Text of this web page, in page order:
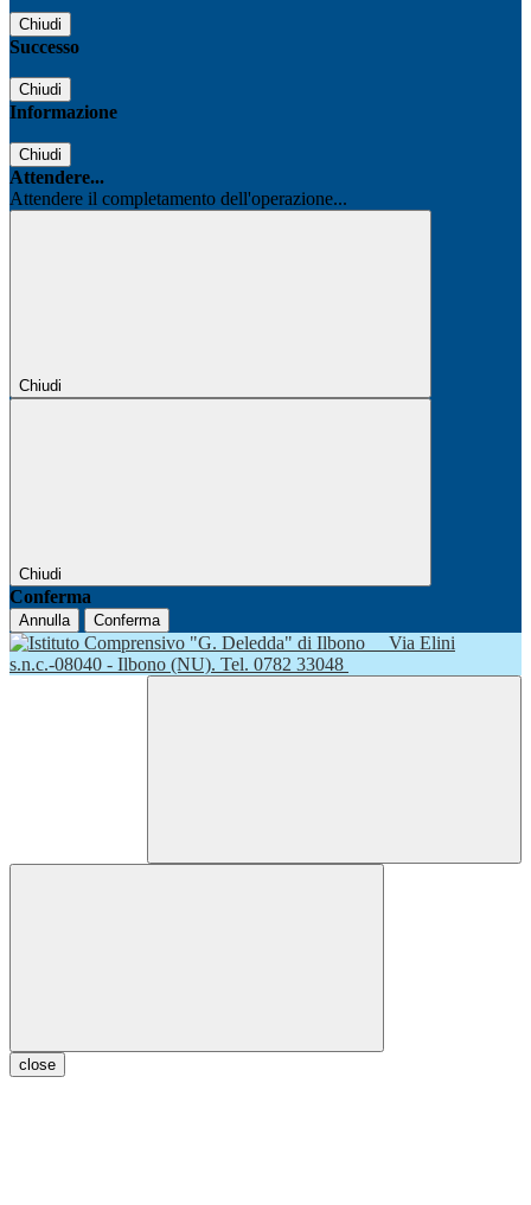
Chiudi
Successo
Chiudi
Informazione
Chiudi
Attendere...
Attendere il completamento dell'operazione...
Chiudi
Chiudi
Conferma
Annulla Conferma
Via Elini
s.n.c.-08040 - Ilbono (NU). Tel. 0782 33048
close